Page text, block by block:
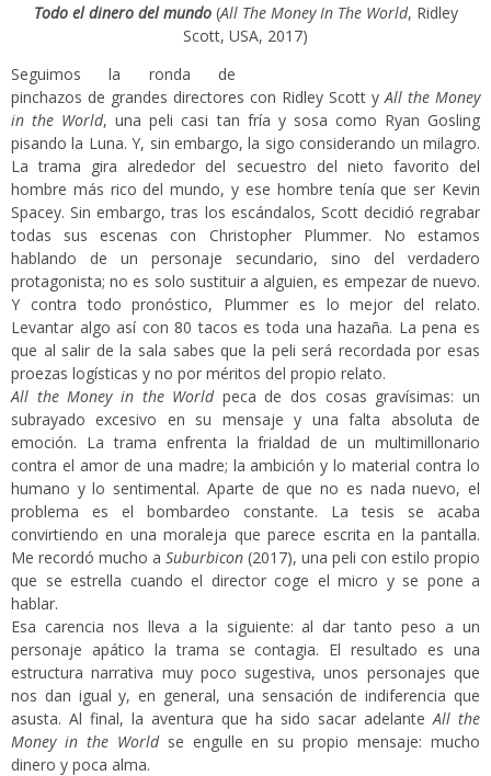
Todo el dinero del mundo (All The Money In The World, Ridley
Scott, USA, 2017)
Seguimos la ronda de
pinchazos de grandes directores con Ridley Scott yAll the Money
in the World, una peli casi tan fría y sosa como Ryan Gosling
pisando la Luna. Y, sin embargo, la sigo considerando un milagro.
La trama gira alrededor del secuestro del nieto favorito del
hombre más rico del mundo, y ese hombre tenía que ser Kevin
Spacey. Sin embargo, tras los escándalos, Scott decidió regrabar
todas sus escenas con Christopher Plummer. No estamos
hablando de un personaje secundario, sino del verdadero
protagonista; no es solo sustituir a alguien, es empezar de nuevo.
Y contra todo pronóstico, Plummer es lo mejor del relato.
Levantar algo así con 80 tacos es toda una hazaña. La pena es
que al salir de la sala sabes que la peli será recordada por esas
proezas logísticas y no por méritos del propio relato.
All the Money in the Worldpeca de dos cosas gravísimas: un
subrayado excesivo en su mensaje y una falta absoluta de
emoción. La trama enfrenta la frialdad de un multimillonario
contra el amor de una madre; la ambición y lo material contra lo
humano y lo sentimental. Aparte de que no es nada nuevo, el
problema es el bombardeo constante. La tesis se acaba
convirtiendo en una moraleja que parece escrita en la pantalla.
Me recordó mucho a Suburbicon (2017), una peli con estilo propio
que se estrella cuando el director coge el micro y se pone a
hablar.
Esa carencia nos lleva a la siguiente: al dar tanto peso a un
personaje apático la trama se contagia. El resultado es una
estructura narrativa muy poco sugestiva, unos personajes que
nos dan igual y, en general, una sensación de indiferencia que
asusta. Al final, la aventura que ha sido sacar adelanteAll the
Money in the Worldse engulle en su propio mensaje: mucho
dinero y poca alma.